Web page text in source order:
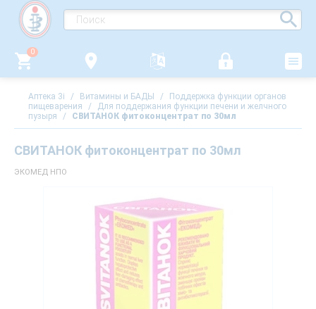
0
Аптека 3i / Витамины и БАДЫ /
Поддержка функции органов
пищеварения
/
Для поддержания функции печени и желчного
пузыря
/ СВИТАНОК фитоконцентрат по 30мл
СВИТАНОК фитоконцентрат по 30мл
ЭКОМЕД НПО